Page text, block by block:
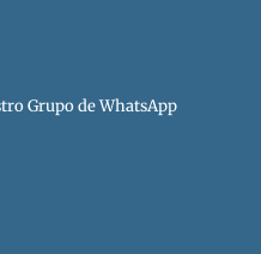
Grupo de WhatsApp